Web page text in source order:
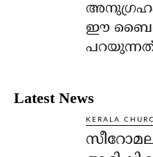
ഈ
Latest News
KERALA